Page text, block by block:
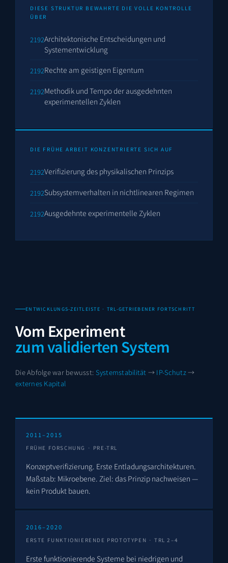
DIESE STRUKTUR BEWAHRTE DIE VOLLE KONTROLLE
ÜBER
Architektonische Entscheidungen und
Systementwicklung
Rechte am geistigen Eigentum
Methodik und Tempo der ausgedehnten
experimentellen Zyklen
DIE FRÜHE ARBEIT KONZENTRIERTE SICH AUF
Verifizierung des physikalischen Prinzips
Subsystemverhalten in nichtlinearen Regimen
Ausgedehnte experimentelle Zyklen
ENTWICKLUNGS-ZEITLEISTE · TRL-GETRIEBENER FORTSCHRITT
Vom Experiment
zum validierten System
Die Abfolge war bewusst: Systemstabilität → IP-Schutz→
externes Kapital
2011–2015
FRÜHE FORSCHUNG · PRE-TRL
Konzeptverifizierung. Erste Entladungsarchitekturen.
Maßstab: Mikroebene. Ziel: das Prinzip nachweisen —
kein Produkt bauen.
2016–2020
ERSTE FUNKTIONIERENDE PROTOTYPEN · TRL 2–4
Erste funktionierende Systeme bei niedrigen und